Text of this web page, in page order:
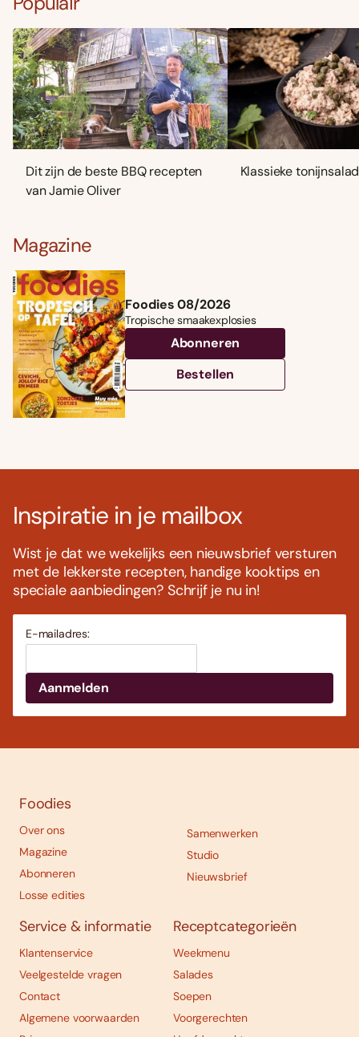
Dit zijn de beste BBQ recepten
van Jamie Oliver
Klassieke
Magazine
Foodies 08/2026
Tropische smaakexplosies
Abonneren
Bestellen
Inspiratie in je mailbox
Wist je dat we wekelijks een nieuwsbrief versturen
met de lekkerste recepten, handige kooktips en
speciale aanbiedingen? Schrijf je nu in!
E-mailadres:
Foodies
Over ons
Magazine
Abonneren
Losse edities
Samenwerken
Studio
Nieuwsbrief
Service & informatie
Klantenservice
Veelgestelde vragen
Contact
Algemene voorwaarden
Receptcategorieën
Weekmenu
Salades
Soepen
Voorgerechten